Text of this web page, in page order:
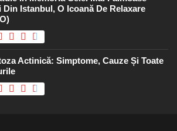
Din Istanbul, O Icoană De Relaxare
Actinică: Simptome, Cauze Și Toate